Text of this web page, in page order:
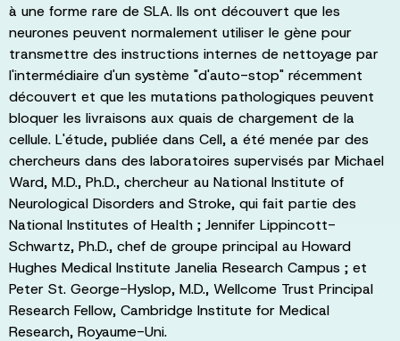
à une forme rare de SLA. Ils ont découvert que les
neurones peuvent normalement utiliser le gène pour
transmettre des instructions internes de nettoyage par
l'intermédiaire d'un système "d'auto-stop" récemment
découvert et que les mutations pathologiques peuvent
bloquer les livraisons aux quais de chargement de la
cellule. L'étude, publiée dans Cell, a été menée par des
chercheurs dans des laboratoires supervisés par Michael
Ward, M.D., Ph.D., chercheur au National Institute of
Neurological Disorders and Stroke, qui fait partie des
National Institutes of Health ; Jennifer Lippincott-
Schwartz, Ph.D., chef de groupe principal au Howard
Hughes Medical Institute Janelia Research Campus ; et
Peter St. George-Hyslop, M.D., Wellcome Trust Principal
Research Fellow, Cambridge Institute for Medical
Research, Royaume-Uni.